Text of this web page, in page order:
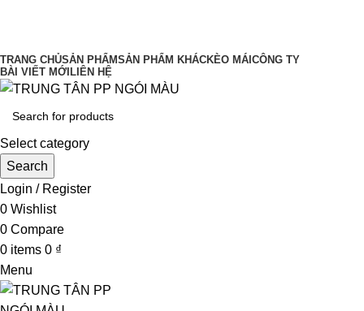
TRANG CHỦSẢN PHẨMSẢN PHẨM KHÁCKÈO MÁI CÔNG TY
BÀI VIẾT MỚI LIÊN HỆ
Select category
Search
Login / Register
0 Wishlist
0 Compare
0 items 0 ₫
Menu